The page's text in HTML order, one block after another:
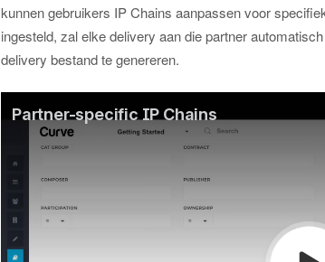
kunnen gebruikers IP Chains aanpassen voor
ingesteld, zal elke delivery aan die partner
delivery bestand te genereren.